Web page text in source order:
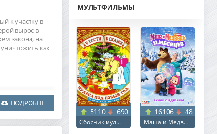
к участку в
вырос в
закона, на
как
ПОДРОБНЕЕ
МУЛЬТФИЛЬМЫ
5110 690
Сборник мул...
16106 48
Маша и Медв...